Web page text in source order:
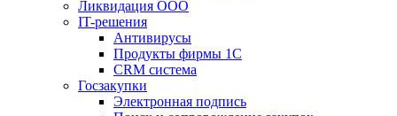
Ликвидация ООО
IT-решения
Антивирусы
Продукты фирмы 1C
CRM система
Госзакупки
Электронная подпись